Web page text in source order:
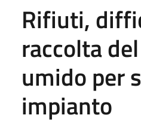
Rifiuti,
raccolta
umido per
impianto